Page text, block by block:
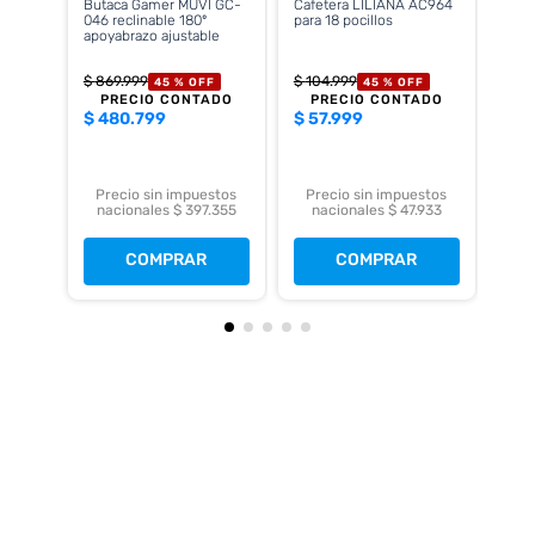
Butaca Gamer MÜVI GC-
046 reclinable 180º
apoyabrazo ajustable
$ 869.999 45 % OFF
PRECIO CONTADO
$480.799
Precio sin impuestos
nacionales $ 397.355
COMPRAR
Cafetera LILIANA AC964
para 18 pocillos
$ 104.999 45 % OFF
PRECIO CONTADO
$57.999
Precio sin impuestos
nacionales $ 47.933
COMPRAR